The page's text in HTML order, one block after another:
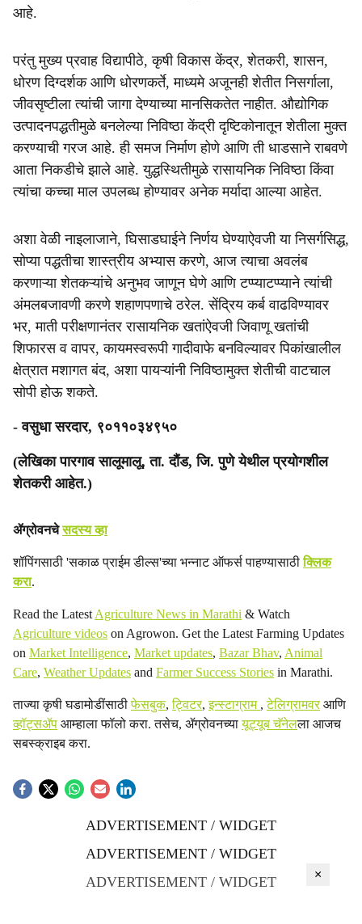
आहे.
परंतु मुख्य प्रवाह विद्यापीठे, कृषी विकास केंद्र, शेतकरी, शासन,
धोरण दिग्दर्शक आणि धोरणकर्ते, माध्यमे अजूनही शेतीत निसर्गाला,
जीवसृष्टीला त्यांची जागा देण्याच्या मानसिकतेत नाहीत. औद्योगिक
उत्पादनपद्धतीमुळे बनलेल्या निविष्ठा केंद्री दृष्टिकोनातून शेतीला मुक्त
करण्याची गरज आहे. ही समज निर्माण होणे आणि ती धाडसाने राबवणे
आता निकडीचे झाले आहे. युद्धस्थितीमुळे रासायनिक निविष्ठा किंवा
त्यांचा कच्चा माल उपलब्ध होण्यावर अनेक मर्यादा आल्या आहेत.
अशा वेळी नाइलाजाने, घिसाडघाईने निर्णय घेण्याऐवजी या निसर्गसिद्ध,
सोप्या पद्धतीचा शास्त्रीय अभ्यास करणे, आज त्याचा अवलंब
करणाऱ्या शेतकऱ्यांचे अनुभव जाणून घेणे आणि टप्प्याटप्प्याने त्यांची
अंमलबजावणी करणे शहाणपणाचे ठरेल. सेंद्रिय कर्ब वाढविण्यावर
भर, माती परीक्षणानंतर रासायनिक खतांऐवजी जिवाणू खतांची
शिफारस व वापर, कायमस्वरूपी गादीवाफे बनविल्यावर पिकांखालील
क्षेत्रात मशागत बंद, अशा पायऱ्यांनी निविष्ठामुक्त शेतीची वाटचाल
सोपी होऊ शकते.
- वसुधा सरदार, ९०११०३४९५०
(लेखिका पारगाव सालूमालू, ता. दौंड, जि. पुणे येथील प्रयोगशील
शेतकरी आहेत.)
ॲग्रोवनचेसदस्य व्हा
शॉपिंगसाठी 'सकाळ प्राईम डील्स'च्या भन्नाट ऑफर्स पाहण्यासाठीक्लिक
करा.
Read the Latest Agriculture News in Marathi & Watch
Agriculture videos on Agrowon. Get the Latest Farming Updates
on Market Intelligence, Market updates, Bazar Bhav, Animal
Care, Weather Updates and Farmer Success Stories in Marathi.
ताज्या कृषी घडामोडींसाठीफेसबुक,ट्विटर,इन्स्टाग्राम ,टेलिग्रामवरआणि
व्हॉट्सॲप आम्हाला फॉलो करा. तसेच, ॲग्रोवनच्यायूट्यूब चॅनेलला आजच
सबस्क्राइब करा.
ADVERTISEMENT / WIDGET
ADVERTISEMENT / WIDGET
ADVERTISEMENT / WIDGET
×